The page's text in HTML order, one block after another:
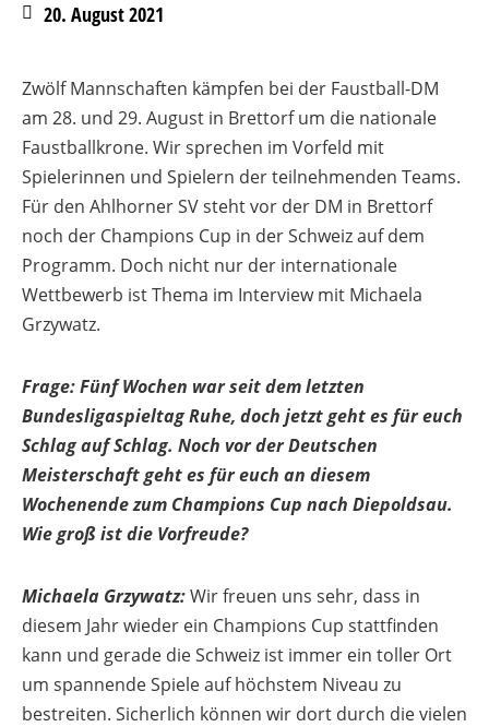
20. August 2021
Zwölf Mannschaften kämpfen bei der Faustball-DM
am 28. und 29. August in Brettorf um die nationale
Faustballkrone. Wir sprechen im Vorfeld mit
Spielerinnen und Spielern der teilnehmenden Teams.
Für den Ahlhorner SV steht vor der DM in Brettorf
noch der Champions Cup in der Schweiz auf dem
Programm. Doch nicht nur der internationale
Wettbewerb ist Thema im Interview mit Michaela
Grzywatz.
Frage:Fünf Wochen war seit dem letzten
Bundesligaspieltag Ruhe, doch jetzt geht es für euch
Schlag auf Schlag. Noch vor der Deutschen
Meisterschaft geht es für euch an diesem
Wochenende zum Champions Cup nach Diepoldsau.
Wie groß ist die Vorfreude?
Michaela Grzywatz:Wir freuen uns sehr, dass in
diesem Jahr wieder ein Champions Cup stattfinden
kann und gerade die Schweiz ist immer ein toller Ort
um spannende Spiele auf höchstem Niveau zu
bestreiten. Sicherlich können wir dort durch die vielen